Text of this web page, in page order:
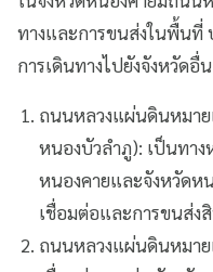
ทางและการขนส่งในพื้นที่
การเดินทางไปยังจังหวัดอื่
ถนนหลวงแผ่นดินหมาย
หนองบัวลำภู): เป็นทาง
หนองคายและจังหวัดห
เชื่อมต่อและการขนส่ง
ถนนหลวงแผ่นดินหมาย